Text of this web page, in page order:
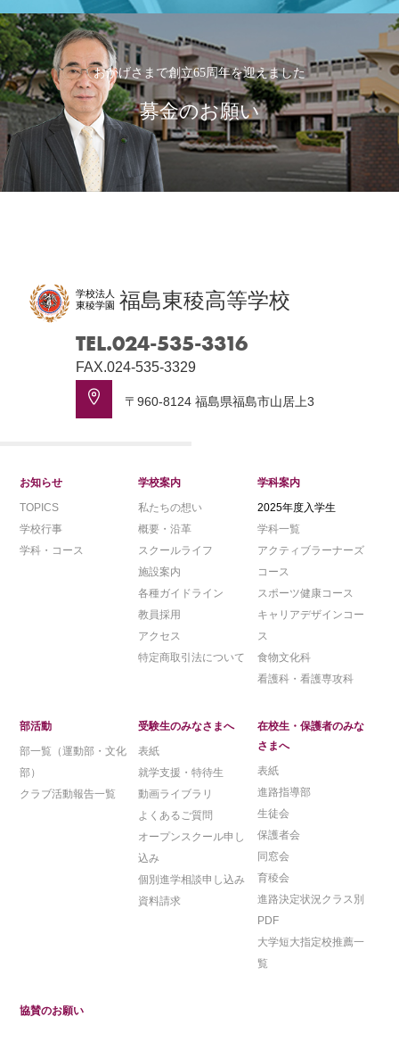
おかげさまで創立65周年を迎えました
募金のお願い
学校法人
東稜学園 福島東稜高等学校
TEL.024-535-3316
FAX.024-535-3329
〒960-8124 福島県福島市山居上3
お知らせ
TOPICS
学校行事
学科・コース
学校案内
私たちの想い
概要・沿革
スクールライフ
施設案内
各種ガイドライン
教員採用
アクセス
特定商取引法について
学科案内
2025年度入学生
学科一覧
アクティブラーナーズ
コース
スポーツ健康コース
キャリアデザインコー
ス
食物文化科
看護科・看護専攻科
部活動
部一覧（運動部・文化
部）
クラブ活動報告一覧
受験生のみなさまへ
表紙
就学支援・特待生
動画ライブラリ
よくあるご質問
オープンスクール申し
込み
個別進学相談申し込み
資料請求
在校生・保護者のみな
さまへ
表紙
進路指導部
生徒会
保護者会
同窓会
育稜会
進路決定状況クラス別
PDF
大学短大指定校推薦一
覧
協賛のお願い